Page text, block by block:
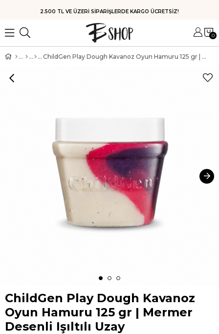
2.500 TL VE ÜZERİ SİPARİŞLERDE KARGO ÜCRETSİZ!
0
ChildGen Play Dough Kavanoz Oyun Hamuru 125 gr | Mermer Desenli Işıltılı Uzay
ChildGen Play Dough Kavanoz
Oyun Hamuru 125 gr | Mermer
Desenli Işıltılı Uzay